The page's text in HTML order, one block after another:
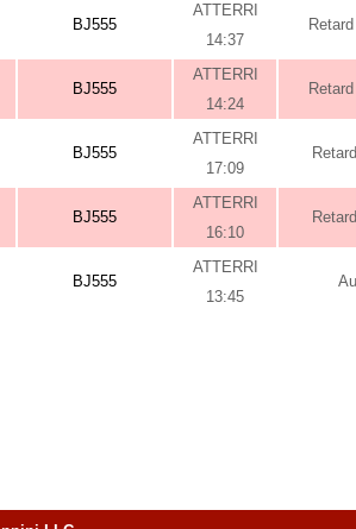
BJ555
ATTERRI
14:37
BJ555
ATTERRI
14:24
BJ555
ATTERRI
17:09
BJ555
ATTERRI
16:10
BJ555
ATTERRI
13:45